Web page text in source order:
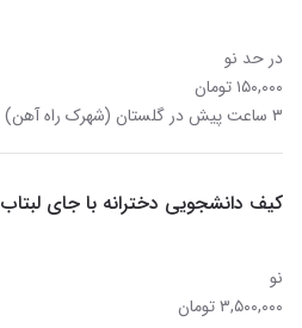
در حد نو
۱۵۰,۰۰۰ تومان
۳ ساعت پیش در گلستان (شهرک راه آهن)
کیف دانشجویی دخترانه با جای لبتاب
نو
۳,۵۰۰,۰۰۰ تومان